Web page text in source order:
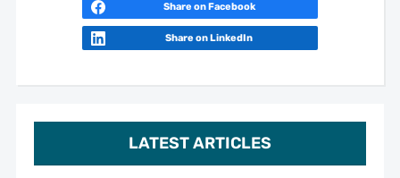
LATEST ARTICLES
Share on Facebook
Share on LinkedIn